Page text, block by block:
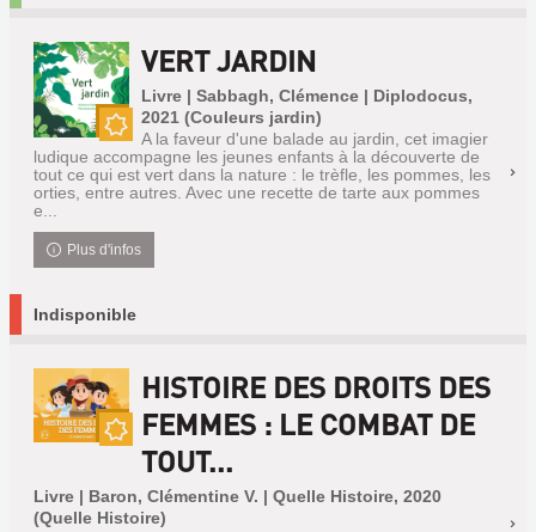
Nouveauté
VERT JARDIN
Livre | Sabbagh, Clémence | Diplodocus,
2021 (Couleurs jardin)
A la faveur d'une balade au jardin, cet imagier
ludique accompagne les jeunes enfants à la découverte de
tout ce qui est vert dans la nature : le trèfle, les pommes, les
orties, entre autres. Avec une recette de tarte aux pommes
e...
Plus d'infos
Indisponible
HISTOIRE DES DROITS DES
FEMMES : LE COMBAT DE
TOUT...
Livre | Baron, Clémentine V. | Quelle Histoire, 2020
(Quelle Histoire)